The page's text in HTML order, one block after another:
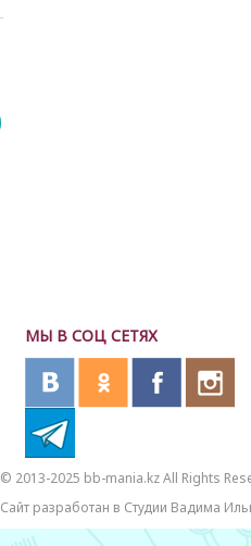
МЫ В СОЦ СЕТЯХ
© 2013-2025 bb-mania.kz All Rights
Сайт разработан в Студии Вадима